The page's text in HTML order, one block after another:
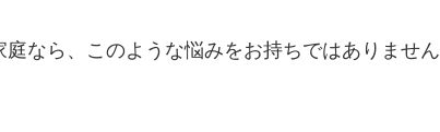
なら、このような悩みをお持ちではありません